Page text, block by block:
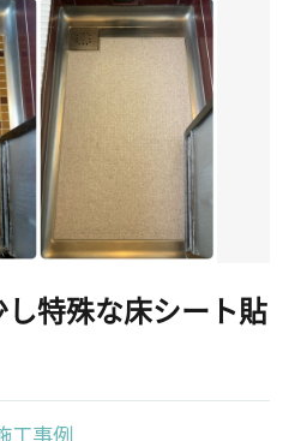
052-982-8626
06-4392-8626
し特殊な床シート貼
事例